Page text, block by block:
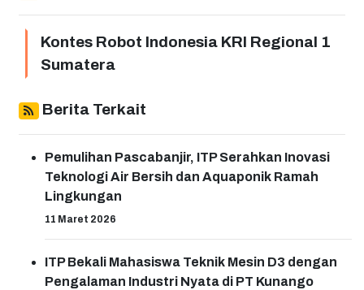
Kontes Robot Indonesia KRI Regional 1
Sumatera
Berita Terkait
Pemulihan Pascabanjir, ITP Serahkan Inovasi
Teknologi Air Bersih dan Aquaponik Ramah
Lingkungan
11 Maret 2026
ITP Bekali Mahasiswa Teknik Mesin D3 dengan
Pengalaman Industri Nyata di PT Kunango